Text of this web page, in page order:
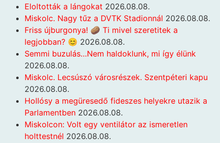
Eloltották a lángokat 2026.08.08.
Miskolc. Nagy tűz a DVTK Stadionnál 2026.08.08.
Friss újburgonya! 🥔 Ti mivel szeretitek a
legjobban? 😊 2026.08.08.
Semmi buzulás…Nem haldoklunk, mi így élünk
2026.08.08.
Miskolc. Lecsúszó városrészek. Szentpéteri kapu
2026.08.08.
Hollósy a megüresedő fideszes helyekre utazik a
Parlamentben 2026.08.08.
Miskolcon: Volt egy ventilátor az ismeretlen
holttestnél 2026.08.08.